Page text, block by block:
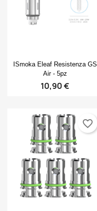
Anteprima
ISmoka Eleaf Resistenza GS
Air - 5pz
10,90 €
favorite_border